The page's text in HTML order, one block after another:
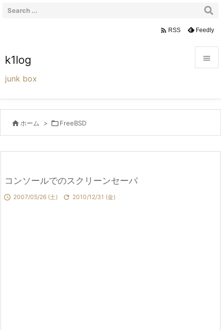
k1log
junk box

 RSS Feedly
 ホーム > FreeBSD
コンソールでのスクリーンセーバ
 2007/05/26 (土)  2010/12/31 (金)